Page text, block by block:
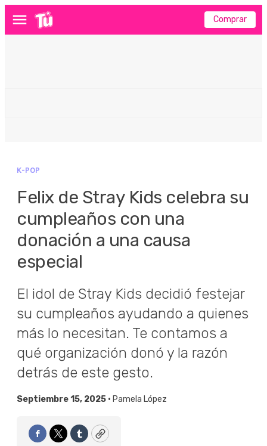
Menú Comprar
K-POP
Felix de Stray Kids celebra su
cumpleaños con una
donación a una causa
especial
El idol de Stray Kids decidió festejar
su cumpleaños ayudando a quienes
más lo necesitan. Te contamos a
qué organización donó y la razón
detrás de este gesto.
Septiembre 15, 2025 • Pamela López
Facebook
TwitterTumblrCopy